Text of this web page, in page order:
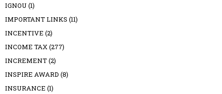
IGNOU (1)
IMPORTANT LINKS (11)
INCENTIVE (2)
INCOME TAX (277)
INCREMENT(2)
INSPIRE AWARD (8)
INSURANCE (1)